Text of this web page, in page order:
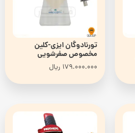
تورنادوگان ایزی-کلین
مخصوص صفرشویی
179.000.000 ریال